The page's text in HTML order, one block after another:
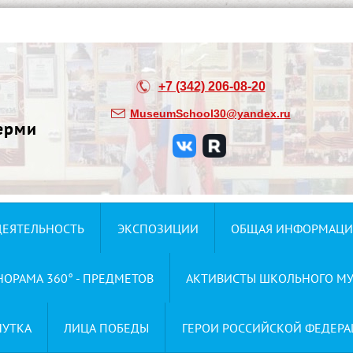
+7 (342) 206-08-20
MuseumSchool30@yandex.ru
ЭКСПОЗИЦИИ ОБЩАЯ
360° - ПРЕДМЕТОВ АКТИВИСТЫ ШКОЛЬНОГО
ЛИЦА ПОБЕДЫ ГЕРОИ РОССИЙСКОЙ